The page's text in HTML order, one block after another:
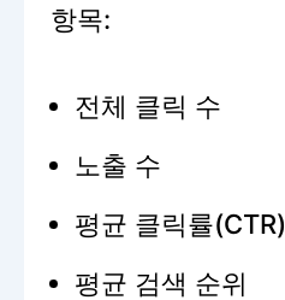
항목:
전체 클릭 수
노출 수
평균 클릭률(CTR)
평균 검색 순위